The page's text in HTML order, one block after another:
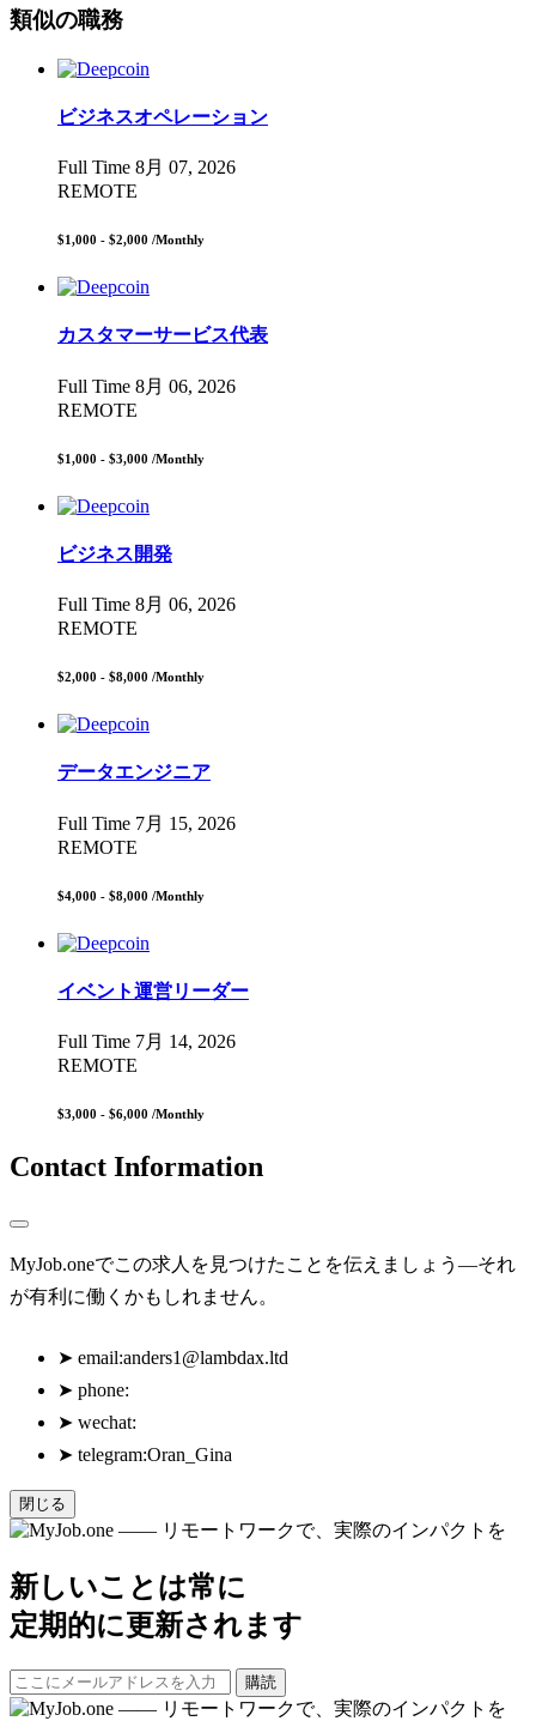
類似の職務
ビジネスオペレーション
Full Time 8月 07, 2026
REMOTE
$1,000 - $2,000 /Monthly
カスタマーサービス代表
Full Time 8月 06, 2026
REMOTE
$1,000 - $3,000 /Monthly
ビジネス開発
Full Time 8月 06, 2026
REMOTE
$2,000 - $8,000 /Monthly
データエンジニア
Full Time 7月 15, 2026
REMOTE
$4,000 - $8,000 /Monthly
イベント運営リーダー
Full Time 7月 14, 2026
REMOTE
$3,000 - $6,000 /Monthly
Contact Information
MyJob.oneでこの求人を見つけたことを伝えましょう—それ
が有利に働くかもしれません。
➤ email:anders1@lambdax.ltd
➤ phone:
➤ wechat:
➤ telegram:Oran_Gina
閉じる
新しいことは常に
定期的に更新されます
購読